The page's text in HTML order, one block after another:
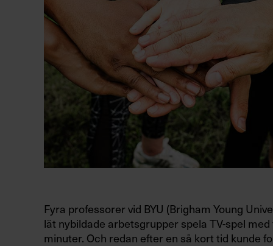
Fyra professorer vid BYU (Brigham Young
lät nybildade arbetsgrupper spela TV-spel
minuter. Och redan efter en så kort tid kunde